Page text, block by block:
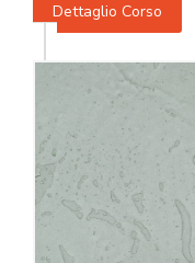
Dettaglio Corso